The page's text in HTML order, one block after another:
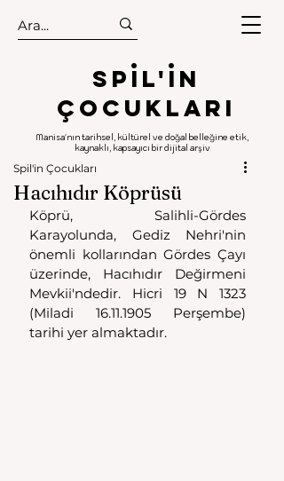
.
.
Spıl'in
Çocukları
Manisa'nın tarihsel, kültürel ve doğal belleğine etik,
kaynaklı, kapsayıcı bir dijital arşiv
Hacıhıdır Köprüsü
Spil'in Çocukları
Köprü, Salihli-Gördes
Karayolunda, Gediz Nehri'nin
önemli kollarından Gördes Çayı
üzerinde, Hacıhıdır Değirmeni
Mevkii'ndedir. Hicri 19 N 1323
(Miladi 16.11.1905 Perşembe)
tarihi yer almaktadır.